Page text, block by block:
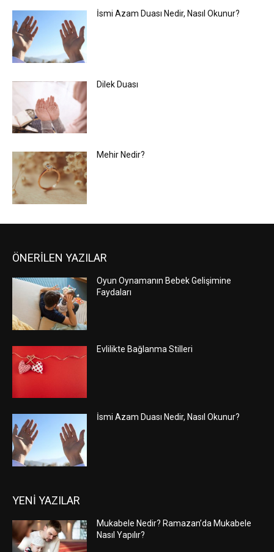
İsmi Azam Duası Nedir, Nasıl Okunur?
Dilek Duası
Mehir Nedir?
ÖNERİLEN YAZILAR
Oyun Oynamanın Bebek Gelişimine
Faydaları
Evlilikte Bağlanma Stilleri
İsmi Azam Duası Nedir, Nasıl Okunur?
YENİ YAZILAR
Mukabele Nedir? Ramazan’da Mukabele
Nasıl Yapılır?